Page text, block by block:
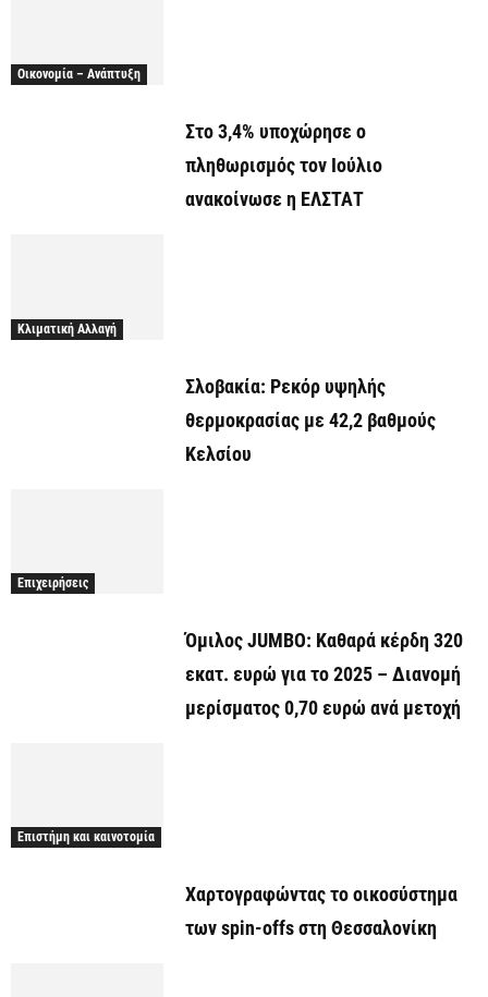
Οικονομία – Ανάπτυξη
Στο 3,4% υποχώρησε ο
πληθωρισμός τον Ιούλιο
ανακοίνωσε η ΕΛΣΤΑΤ
Κλιματική Αλλαγή
Σλοβακία: Ρεκόρ υψηλής
θερμοκρασίας με 42,2 βαθμούς
Κελσίου
Επιχειρήσεις
Όμιλος JUMBO: Καθαρά κέρδη 320
εκατ. ευρώ για το 2025 – Διανομή
μερίσματος 0,70 ευρώ ανά μετοχή
Επιστήμη και καινοτομία
Χαρτογραφώντας το οικοσύστημα
των spin-offs στη Θεσσαλονίκη